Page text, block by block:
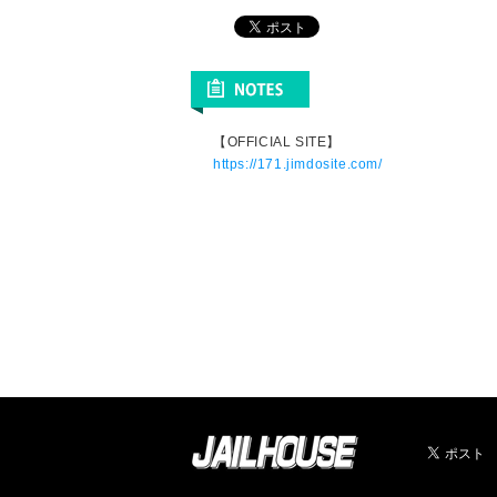
【OFFICIAL SITE】
https://171.jimdosite.com/